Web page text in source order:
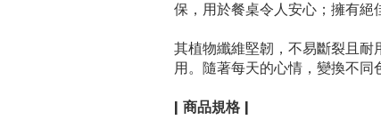
保，用於餐桌令人安心；擁有絕
其植物纖維堅韌，不易斷裂且
用。隨著每天的心情，變換不同
| 商品規格 |